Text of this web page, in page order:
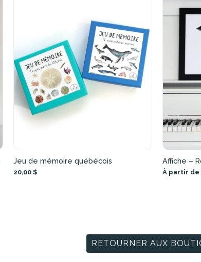
Jeu de mémoire québécois
20,00 $
Affiche –
À partir de
RETOURNER AUX